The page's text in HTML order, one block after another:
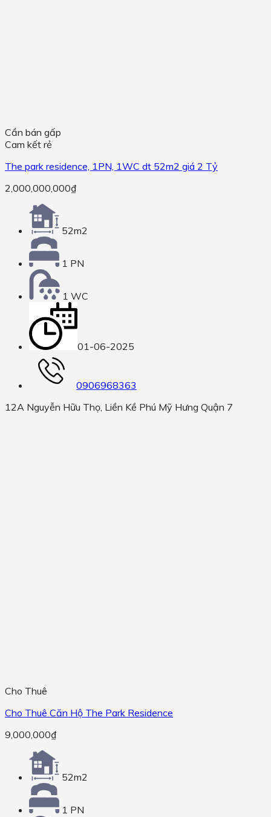
Cần bán gấp
Cam kết rẻ
The park residence, 1PN, 1WC dt 52m2 giá 2 Tỷ
2,000,000,000₫
52m2
1 PN
1 WC
01-06-2025
0906968363
12A Nguyễn Hữu Thọ, Liền Kề Phú Mỹ Hưng Quận 7
Cho Thuê
Cho Thuê Căn Hộ The Park Residence
9,000,000₫
52m2
1 PN